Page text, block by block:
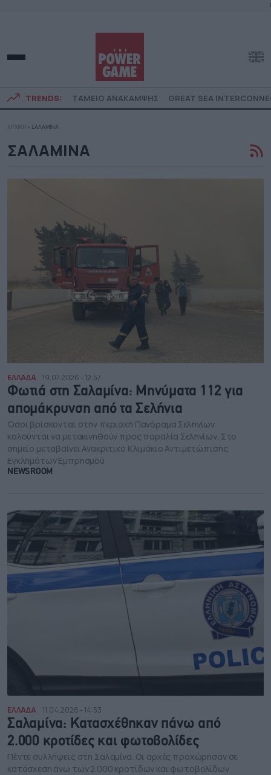
TRENDS: ΤΑΜΕΙΟ ΑΝΑΚΑΜΨΗΣ GREAT SEA
ΑΡΧΙΚΗ » ΣΑΛΑΜΙΝΑ
ΣΑΛΑΜΙΝΑ
ΕΛΛΑΔΑ 19.07.2026 - 12:57
Φωτιά στη Σαλαμίνα: Μηνύματα 112 για
απομάκρυνση από τα Σελήνια
Όσοι βρίσκονται στην περιοχή Πανόραμα Σεληνίων
καλούνται να μετακινηθούν προς παραλία Σεληνίων. Στο
σημείο μεταβαίνει Ανακριτικό Κλιμάκιο Αντιμετώπισης
Εγκλημάτων Εμπρησμού
NEWSROOM
ΕΛΛΑΔΑ 11.04.2026 - 14:53
Σαλαμίνα: Κατασχέθηκαν πάνω από
2.000 κροτίδες και φωτοβολίδες
Πέντε συλλήψεις στη Σαλαμίνα. Οι αρχές προχώρησαν σε
κατάσχεση άνω των 2.000 κροτίδων και φωτοβολίδων